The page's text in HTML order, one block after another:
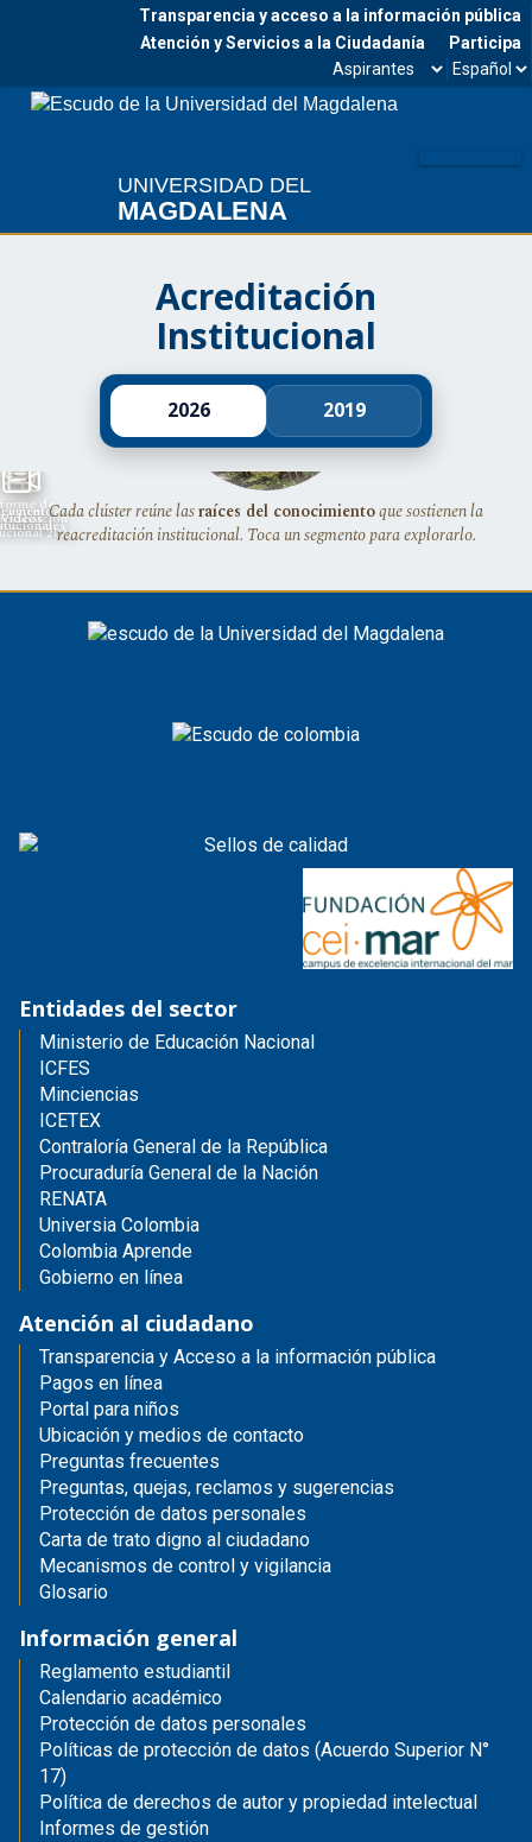
Transparencia y acceso a la información pública
Atención y Servicios a la Ciudadanía
Participa
FacebookInstagram
Youtube
Seleccionar
estamento
idioma
UNIVERSIDAD DEL
MAGDALENA
Acreditación
Institucional
2026 2019
A
C
de la
de
2026
Videos Cada clúster reúne lasraíces del conocimientoque sostienen la
reacreditación institucional. Toca un segmento para explorarlo.
Entidades del sector
Ministerio de Educación Nacional
ICFES
Minciencias
ICETEX
Contraloría General de la República
Procuraduría General de la Nación
RENATA
Universia Colombia
Colombia Aprende
Gobierno en línea
Atención al ciudadano
Transparencia y Acceso a la información pública
Pagos en línea
Portal para niños
Ubicación y medios de contacto
Preguntas frecuentes
Preguntas, quejas, reclamos y sugerencias
Protección de datos personales
Carta de trato digno al ciudadano
Mecanismos de control y vigilancia
Glosario
Información general
Reglamento estudiantil
Calendario académico
Protección de datos personales
Políticas de protección de datos (Acuerdo Superior N°
17)
Política de derechos de autor y propiedad intelectual
Informes de gestión